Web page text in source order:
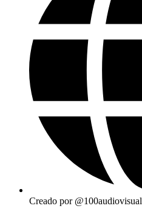
Creado por @100audiovisual